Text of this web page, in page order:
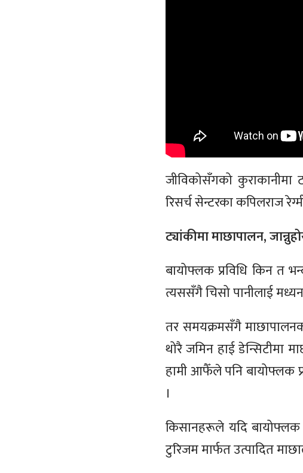
जीविकोसँगको कुराकानीमा
रिसर्च सेन्टरका कपिलराज
ट्यांकीमा माछापालन,
बायोफ्लक प्रविधि किन त
त्यससँगै चिसो पानीलाई
तर समयक्रमसँगै
थोरै जमिन हाई डेन्सिटीमा
हामी आफैँले पनि बायोफ्लक
।
किसानहरूले यदि बायोफ्लक
टुरिजम मार्फत उत्पादित